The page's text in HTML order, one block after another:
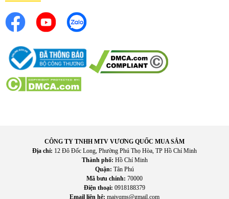
CÔNG TY TNHH MTV VƯƠNG QUỐC MUA SẮM
Địa chỉ: 12 Đô Đốc Long, Phường Phú Thọ Hòa, TP Hồ Chí Minh
Thành phố: Hồ Chí Minh
Quận: Tân Phú
Mã bưu chính: 70000
Điện thoại: 0918188379
Email liên hệ: maivqms@gmail.com